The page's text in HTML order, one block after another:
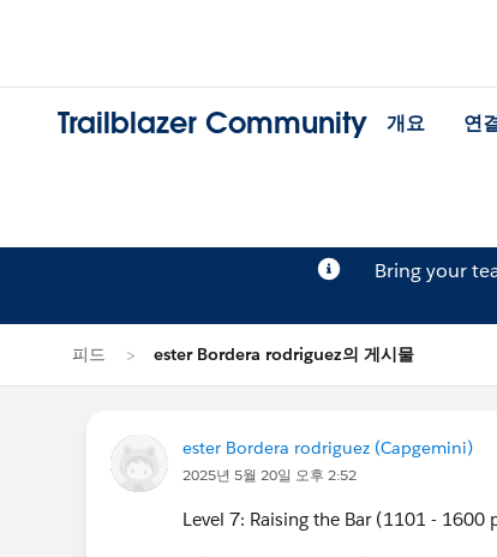
Trailblazer Community 개요 연
Bring your
피드 ester Bordera rodriguez의 게시물
ester Bordera rodriguez (Capgemini)
2025년 5월 20일 오후 2:52
Level 7: Raising the Bar (1101 - 1600